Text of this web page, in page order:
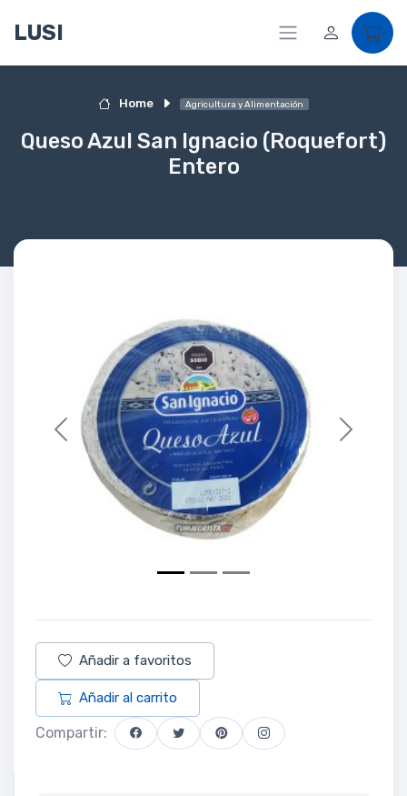
LUSI
Home Agricultura y Alimentación
Queso Azul San Ignacio (Roquefort)
Entero
Previous Next
Añadir a favoritos
Añadir al carrito
Compartir: